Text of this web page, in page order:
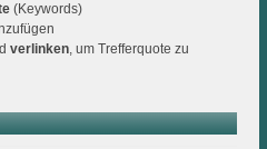
(Keywords)
verlinken, um Trefferquote zu